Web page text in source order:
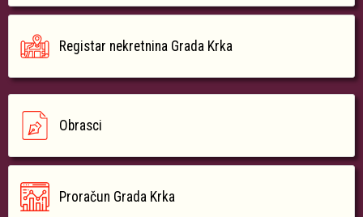
Registar nekretnina Grada Krka
Obrasci
Proračun Grada Krka